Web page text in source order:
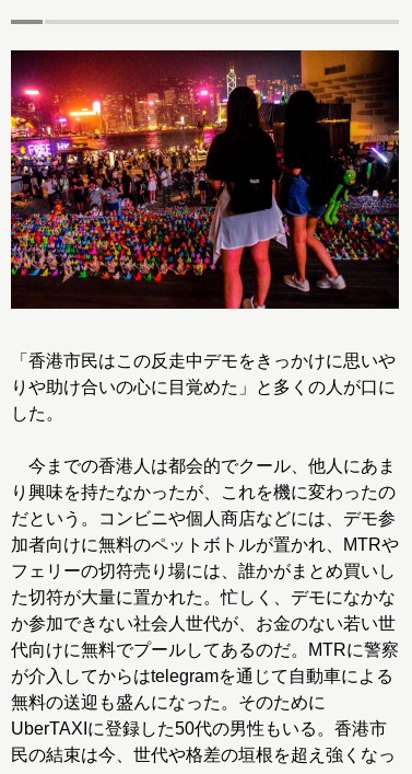
「香港市民はこの反走中デモをきっかけに思いや
りや助け合いの心に目覚めた」と多くの人が口に
した。
今までの香港人は都会的でクール、他人にあま
り興味を持たなかったが、これを機に変わったの
だという。コンビニや個人商店などには、デモ参
加者向けに無料のペットボトルが置かれ、MTRや
フェリーの切符売り場には、誰かがまとめ買いし
た切符が大量に置かれた。忙しく、デモになかな
か参加できない社会人世代が、お金のない若い世
代向けに無料でプールしてあるのだ。MTRに警察
が介入してからはtelegramを通じて自動車による
無料の送迎も盛んになった。そのために
UberTAXIに登録した50代の男性もいる。香港市
民の結束は今、世代や格差の垣根を超え強くなっ